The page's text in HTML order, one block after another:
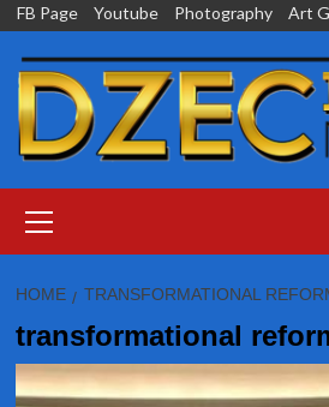
Skip
content
FB Page Youtube Photography Art
Menu
HOME TRANSFORMATIONAL
transformational